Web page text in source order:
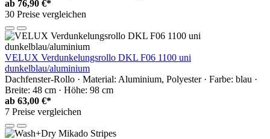
ab 76,90 €*
30 Preise vergleichen
VELUX Verdunkelungsrollo DKL F06 1100 uni
dunkelblau/aluminium
Dachfenster-Rollo · Material: Aluminium, Polyester · Farbe: blau ·
Breite: 48 cm · Höhe: 98 cm
ab 63,00 €*
7 Preise vergleichen